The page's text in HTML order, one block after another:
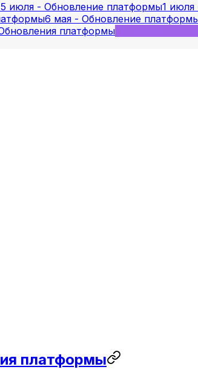
июля - Обновление платформы1
6 мая - Обновление
платформы
платформы